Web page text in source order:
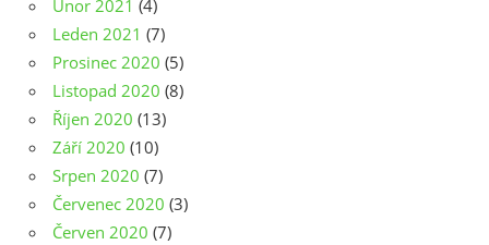
Únor 2021 (4)
Leden 2021 (7)
Prosinec 2020 (5)
Listopad 2020 (8)
Říjen 2020 (13)
Září 2020 (10)
Srpen 2020 (7)
Červenec 2020 (3)
Červen 2020 (7)